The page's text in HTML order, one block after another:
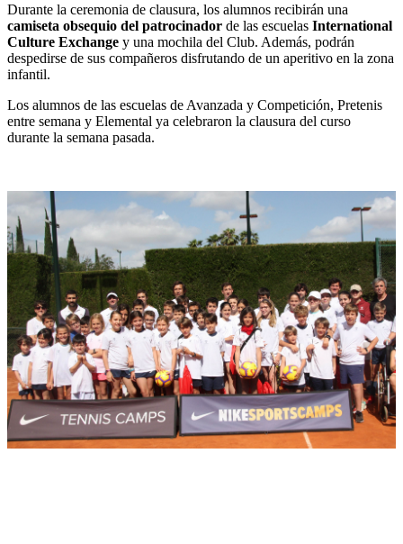
Durante la ceremonia de clausura, los alumnos recibirán una
camiseta obsequio del patrocinador de las escuelas International
Culture Exchange y una mochila del Club. Además, podrán
despedirse de sus compañeros disfrutando de un aperitivo en la zona
infantil.
Los alumnos de las escuelas de Avanzada y Competición, Pretenis
entre semana y Elemental ya celebraron la clausura del curso
durante la semana pasada.